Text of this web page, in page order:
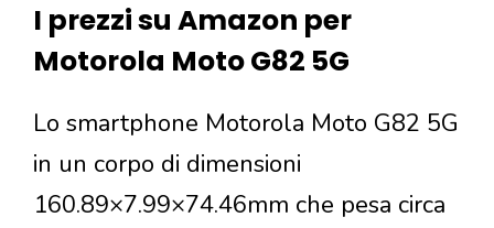
I prezzi su Amazon per
Motorola Moto G82 5G
Lo smartphone Motorola Moto G82 5G
in un corpo di dimensioni
160.89×7.99×74.46mm che pesa circa